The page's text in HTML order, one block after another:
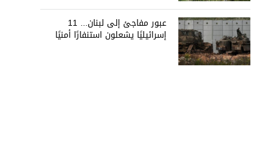
عبور مفاجئ إلى لبنان... 11
إسرائيليًا يشعلون استنفارًا أمنيًا